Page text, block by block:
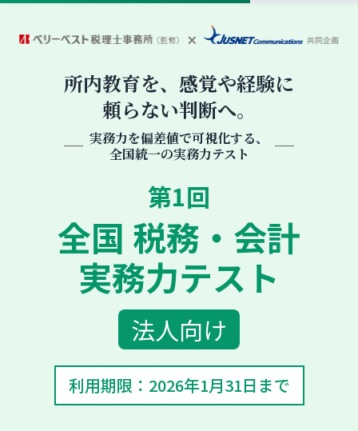
所内教育を、感覚や経験に
頼らない判断へ。
実務力を偏差値で可視化する、
全国統一の実務力テスト
第1回
全国 税務・会計
実務力テスト
法人向け
利用期限：2026年1月31日まで